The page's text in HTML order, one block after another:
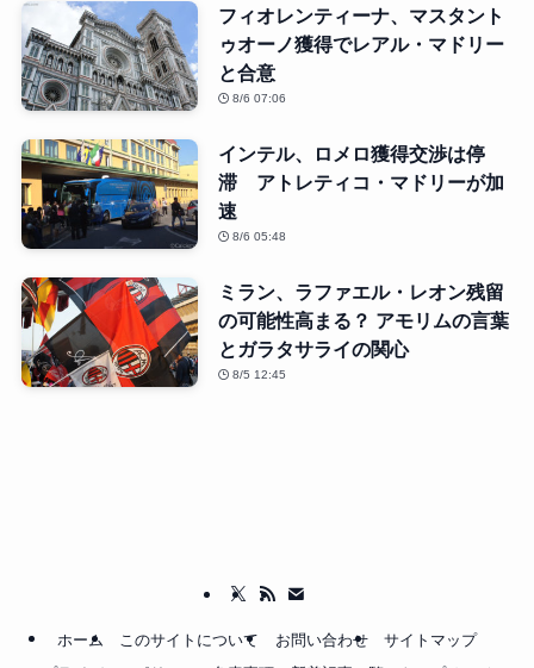
フィオレンティーナ、マスタント
ゥオーノ獲得でレアル・マドリー
と合意
8/6 07:06
インテル、ロメロ獲得交渉は停
滞 アトレティコ・マドリーが加
速
8/6 05:48
ミラン、ラファエル・レオン残留
の可能性高まる？ アモリムの言葉
とガラタサライの関心
8/5 12:45
ホーム このサイトについて お問い合わせ
サイトマップ